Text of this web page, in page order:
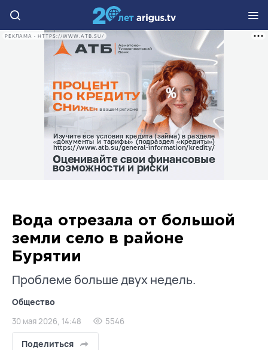
РЕКЛАМА • HTTPS://WWW.ATB.SU/
Вода отрезала от большой
земли село в районе
Бурятии
Проблеме больше двух недель.
Общество
30 мая 2026, 14:48 5546
Поделиться